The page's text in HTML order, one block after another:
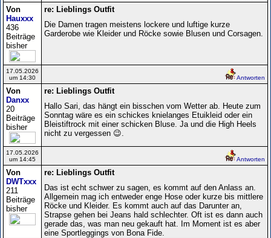
Von
Hauxxx
436
Beiträge
bisher
re: Lieblings Outfit
Die Damen tragen meistens lockere und luftige kurze
Garderobe wie Kleider und Röcke sowie Blusen und Corsagen.
17.05.2026
um 14:30
Antworten
Von
Danxx
20
Beiträge
bisher
re: Lieblings Outfit
Hallo Sari, das hängt ein bisschen vom Wetter ab. Heute zum
Sonntag wäre es ein schickes knielanges Etuikleid oder ein
Bleistiftrock mit einer schicken Bluse. Ja und die High Heels
nicht zu vergessen 😉.
17.05.2026
um 14:45
Antworten
Von
DWTxxx
211
Beiträge
bisher
re: Lieblings Outfit
Das ist echt schwer zu sagen, es kommt auf den Anlass an.
Allgemein mag ich entweder enge Hose oder kurze bis mittlere
Röcke und Kleider. Es kommt auch auf das Darunter an,
Strapse gehen bei Jeans hald schlechter. Oft ist es dann auch
gerade das, was man neu gekauft hat. Im Moment ist es aber
eine Sportleggings von Bona Fide.